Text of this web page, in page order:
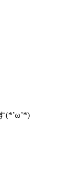
(*’ω’*)